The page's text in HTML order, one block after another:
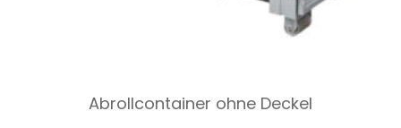
Abrollcontainer ohne Deckel